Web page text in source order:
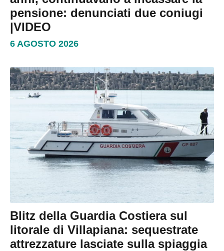
pensione: denunciati due coniugi
|VIDEO
6 AGOSTO 2026
Blitz della Guardia Costiera sul
litorale di Villapiana: sequestrate
attrezzature lasciate sulla spiaggia